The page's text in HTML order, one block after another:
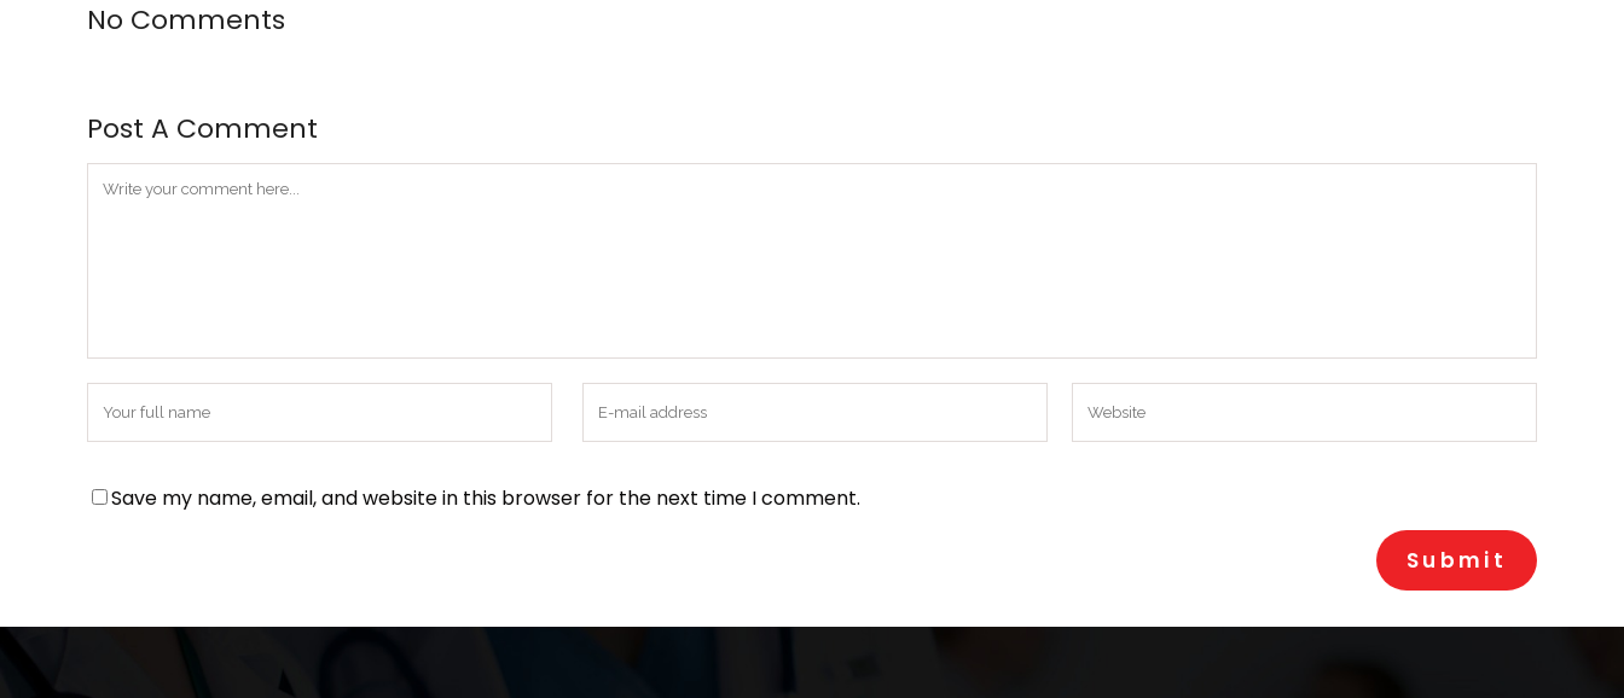
No Comments
Post A Comment
Save my name, email, and website in this browser for the next time I comment.